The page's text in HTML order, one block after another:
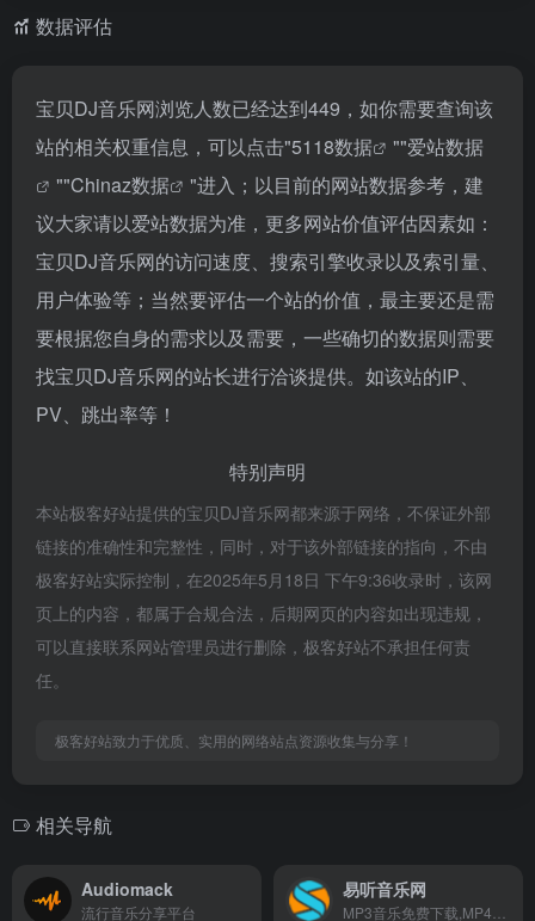
数据评估
宝贝DJ音乐网浏览人数已经达到449，如你需要查询该
站的相关权重信息，可以点击"5118数据 ""爱站数据
""Chinaz数据
"进入；以目前的网站数据参考，建
议大家请以爱站数据为准，更多网站价值评估因素如：
宝贝DJ音乐网的访问速度、搜索引擎收录以及索引量、
用户体验等；当然要评估一个站的价值，最主要还是需
要根据您自身的需求以及需要，一些确切的数据则需要
找宝贝DJ音乐网的站长进行洽谈提供。如该站的IP、
PV、跳出率等！
特别声明
本站极客好站提供的宝贝DJ音乐网都来源于网络，不保证外部
链接的准确性和完整性，同时，对于该外部链接的指向，不由
极客好站实际控制，在2025年5月18日 下午9:36收录时，该网
页上的内容，都属于合规合法，后期网页的内容如出现违规，
可以直接联系网站管理员进行删除，极客好站不承担任何责
任。
极客好站致力于优质、实用的网络站点资源收集与分享！
相关导航
Audiomack
流行音乐分享平台
易听音乐网